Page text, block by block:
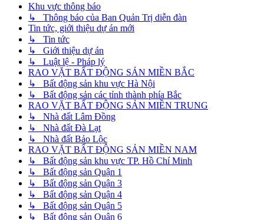
Khu vực thông báo
↳ Thông báo của Ban Quản Trị diễn đàn
Tin tức, giới thiệu dự án mới
↳ Tin tức
↳ Giới thiệu dự án
↳ Luật lệ - Pháp lý
RAO VẶT BẤT ĐỘNG SẢN MIỀN BẮC
↳ Bất động sản khu vực Hà Nội
↳ Bất động sản các tỉnh thành phía Bắc
RAO VẶT BẤT ĐỘNG SẢN MIỀN TRUNG
↳ Nhà đất Lâm Đồng
↳ Nhà đất Đà Lạt
↳ Nhà đất Bảo Lộc
RAO VẶT BẤT ĐỘNG SẢN MIỀN NAM
↳ Bất động sản khu vực TP. Hồ Chí Minh
↳ Bất động sản Quận 1
↳ Bất động sản Quận 3
↳ Bất động sản Quận 4
↳ Bất động sản Quận 5
↳ Bất động sản Quận 6